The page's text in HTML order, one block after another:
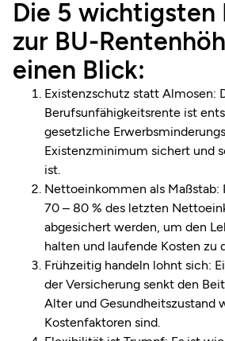
Die 5 wichtigsten
zur BU-
einen Blick:
Existenzschutz statt Almosen:
Berufsunfähigkeitsrente ist
gesetzliche
Existenzminimum sichert und
ist.
Nettoeinkommen als Maßstab:
70 – 80 % des letzten
abgesichert werden, um den
halten und laufende Kosten zu
Frühzeitig handeln lohnt sich:
der Versicherung senkt den
Alter und Gesundheitszustand
Kostenfaktoren sind.